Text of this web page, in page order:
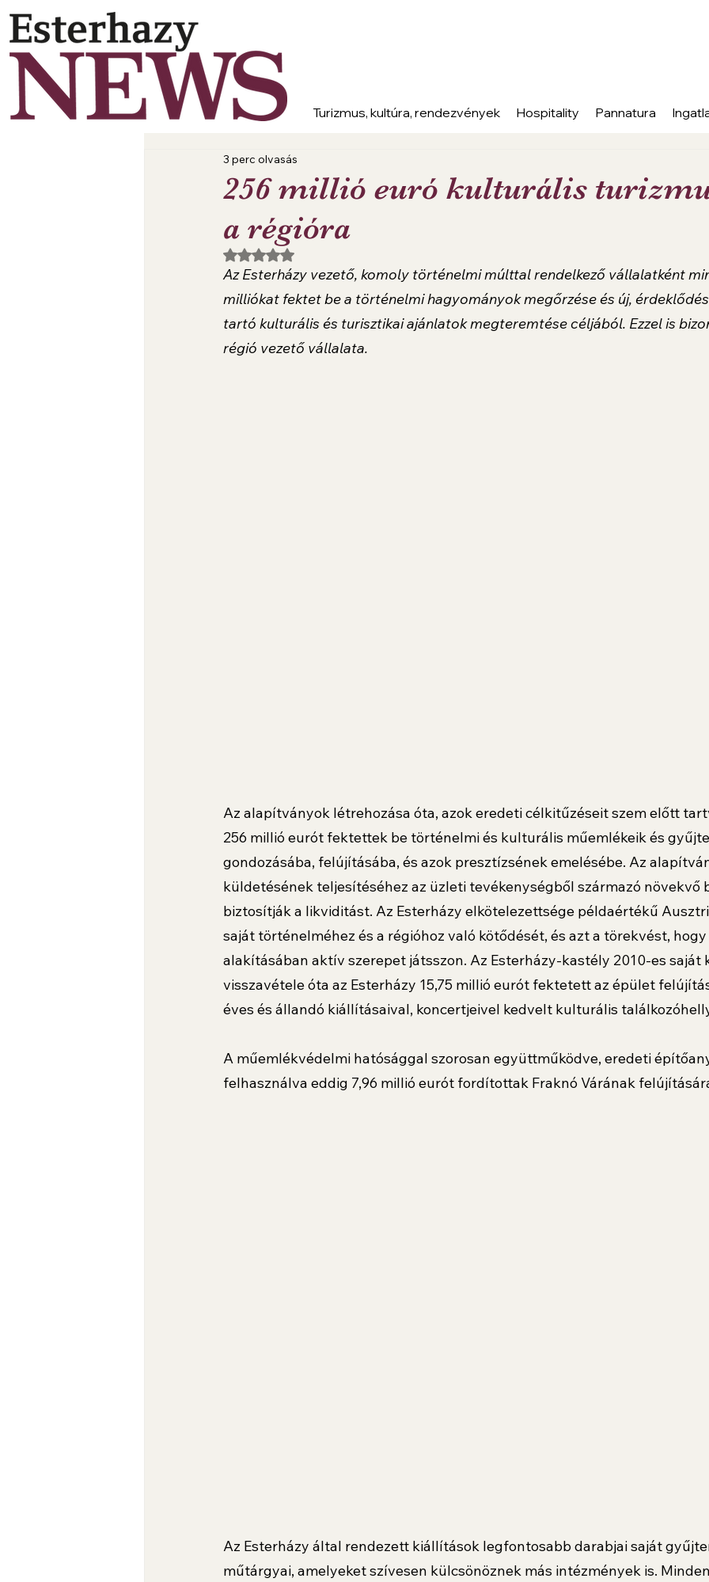
Turizmus, kultúra, rendezvények Hospitality Pannatura
256 millió euró kulturális
a régióra
3 perc olvasás
NaN csillagot kapott az 5-ből.
Az Esterházy vezető, komoly történelmi múlttal rendelkező vállalatként
milliókat fektet be a történelmi hagyományok megőrzése és új,
tartó kulturális és turisztikai ajánlatok megteremtése céljából. Ezzel is
régió vezető vállalata.
Az alapítványok létrehozása óta, azok eredeti célkitűzéseit szem előtt
256 millió eurót fektettek be történelmi és kulturális műemlékeik és
gondozásába, felújításába, és azok presztízsének emelésébe. Az
küldetésének teljesítéséhez az üzleti tevékenységből származó növekvő
biztosítják a likviditást. Az Esterházy elkötelezettsége példaértékű
saját történelméhez és a régióhoz való kötődését, és azt a törekvést,
alakításában aktív szerepet játsszon. Az Esterházy-kastély 2010-es saját
visszavétele óta az Esterházy 15,75 millió eurót fektetett az épület
éves és állandó kiállításaival, koncertjeivel kedvelt kulturális
A műemlékvédelmi hatósággal szorosan együttműködve, eredeti
felhasználva eddig 7,96 millió eurót fordítottak Fraknó Várának
Az Esterházy által rendezett kiállítások legfontosabb darabjai saját
műtárgyai, amelyeket szívesen külcsönöznek más intézmények is.